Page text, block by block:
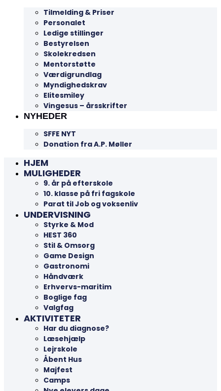
Tilmelding & Priser
Personalet
Ledige stillinger
Bestyrelsen
Skolekredsen
Mentorstøtte
Værdigrundlag
Myndighedskrav
Elitesmiley
Vingesus – årsskrifter
NYHEDER
SFFE NYT
Donation fra A.P. Møller
HJEM
MULIGHEDER
9. år på efterskole
10. klasse på fri fagskole
Parat til Job og voksenliv
UNDERVISNING
Styrke & Mod
HEST 360
Stil & Omsorg
Game Design
Gastronomi
Håndværk
Erhvervs-maritim
Boglige fag
Valgfag
AKTIVITETER
Har du diagnose?
Læsehjælp
Lejrskole
Åbent Hus
Majfest
Camps